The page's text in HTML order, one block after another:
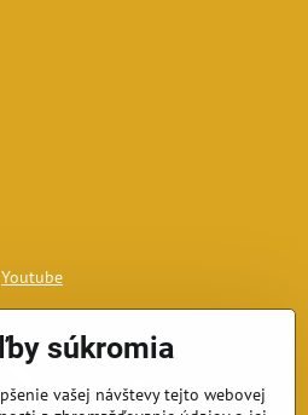
Youtube
súkromia
vašej návštevy tejto webovej